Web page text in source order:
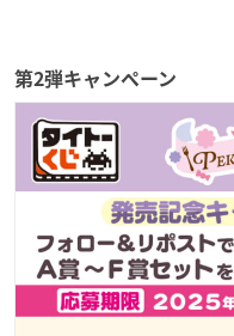
第2弾キャンペーン